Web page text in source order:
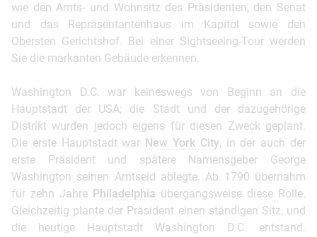
wie den Amts- und Wohnsitz des Präsidenten, den Senat
und das Repräsentantenhaus im Kapitol sowie den
Obersten Gerichtshof. Bei einer Sightseeing-Tour werden
Sie die markanten Gebäude erkennen.
Washington D.C. war keineswegs von Beginn an die
Hauptstadt der USA; die Stadt und der dazugehörige
Distrikt wurden jedoch eigens für diesen Zweck geplant.
Die erste Hauptstadt war New York City, in der auch der
erste Präsident und spätere Namensgeber George
Washington seinen Amtseid ablegte. Ab 1790 übernahm
für zehn Jahre Philadelphia übergangsweise diese Rolle.
Gleichzeitig plante der Präsident einen ständigen Sitz, und
die heutige Hauptstadt Washington D.C. entstand.